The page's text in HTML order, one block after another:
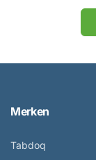
Merken
Tabdoq